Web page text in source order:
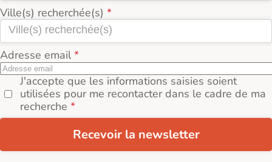
Ville(s) recherchée(s)
Adresse email
J'accepte que les informations saisies soient
utilisées pour me recontacter dans le cadre de ma
recherche
Recevoir la newsletter